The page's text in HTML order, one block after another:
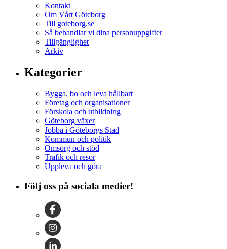
Kontakt
Om Vårt Göteborg
Till goteborg.se
Så behandlar vi dina personuppgifter
Tillgänglighet
Arkiv
Kategorier
Bygga, bo och leva hållbart
Företag och organisationer
Förskola och utbildning
Göteborg växer
Jobba i Göteborgs Stad
Kommun och politik
Omsorg och stöd
Trafik och resor
Uppleva och göra
Följ oss på sociala medier!